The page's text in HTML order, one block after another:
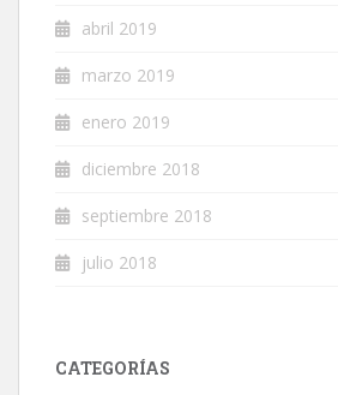
abril 2019
marzo 2019
enero 2019
diciembre 2018
septiembre 2018
julio 2018
CATEGORÍAS